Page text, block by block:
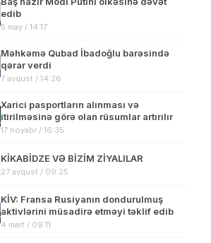
edib
5 may / 14:17
Məhkəmə Qubad İbadoğlu barəsində
qərar verdi
7 avqust / 14:26
Xarici pasportların alınması və
itirilməsinə görə olan rüsumlar artırılır
17 noyabr / 16:35
KİKABİDZE VƏ BİZİM ZİYALILAR
27 avqust / 09:25
KİV: Fransa Rusiyanın dondurulmuş
aktivlərini müsadirə etməyi təklif edib
4 mart / 09:11